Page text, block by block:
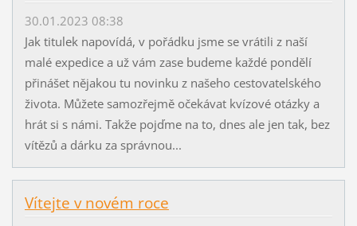
30.01.2023 08:38
Jak titulek napovídá, v pořádku jsme se vrátili z naší
malé expedice a už vám zase budeme každé pondělí
přinášet nějakou tu novinku z našeho cestovatelského
života. Můžete samozřejmě očekávat kvízové otázky a
hrát si s námi. Takže pojďme na to, dnes ale jen tak, bez
vítězů a dárku za správnou...
Vítejte v novém roce